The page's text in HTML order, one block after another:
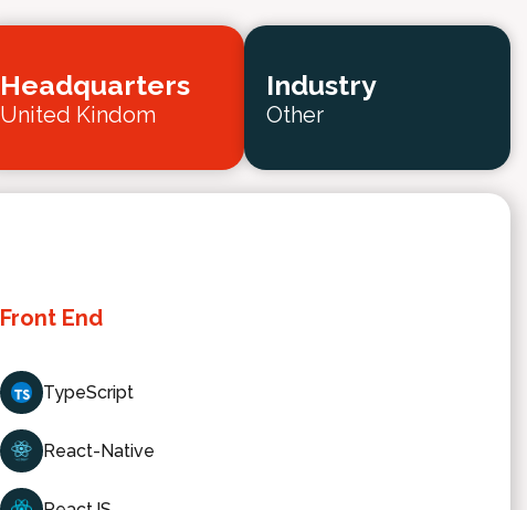
Headquarters
United Kindom
Industry
Other
Front End
TypeScript
React-Native